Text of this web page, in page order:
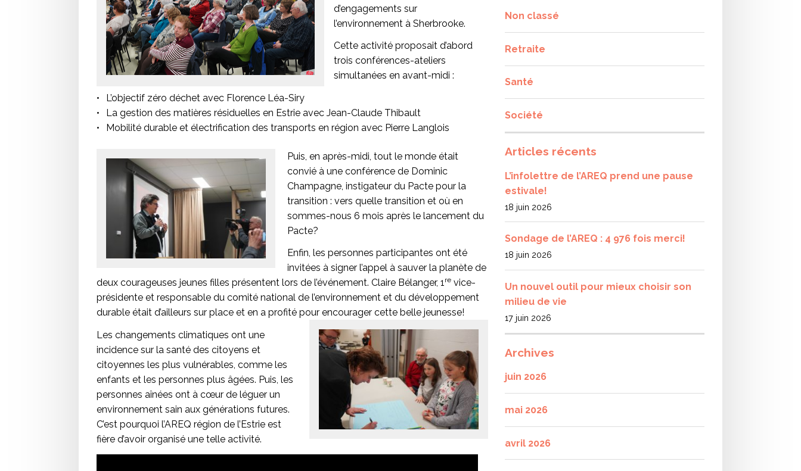
d’engagements sur
l’environnement à Sherbrooke.
Cette activité proposait d’abord
trois conférences-ateliers
simultanées en avant-midi :
L’objectif zéro déchet avec Florence Léa-Siry
La gestion des matières résiduelles en Estrie avec Jean-Claude Thibault
Mobilité durable et électrification des transports en région avec Pierre Langlois
Puis, en après-midi, tout le monde était
convié à une conférence de Dominic
Champagne, instigateur du Pacte pour la
transition : vers quelle transition et où en
sommes-nous 6 mois après le lancement du
Pacte?
Enfin, les personnes participantes ont été
invitées à signer l’appel à sauver la planète de
deux courageuses jeunes filles présentent lors de l’événement. Claire Bélanger, 1re vice-
présidente et responsable du comité national de l’environnement et du développement
durable était d’ailleurs sur place et en a profité pour encourager cette belle jeunesse!
Les changements climatiques ont une
incidence sur la santé des citoyens et
citoyennes les plus vulnérables, comme les
enfants et les personnes plus âgées. Puis, les
personnes aînées ont à cœur de léguer un
environnement sain aux générations futures.
C’est pourquoi l’AREQ région de l’Estrie est
fière d’avoir organisé une telle activité.
Non classé
Retraite
Santé
Société
Articles récents
L’infolettre de l’AREQ prend une pause
estivale!
18 juin 2026
Sondage de l’AREQ : 4 976 fois merci!
18 juin 2026
Un nouvel outil pour mieux choisir son
milieu de vie
17 juin 2026
Archives
juin 2026
mai 2026
avril 2026